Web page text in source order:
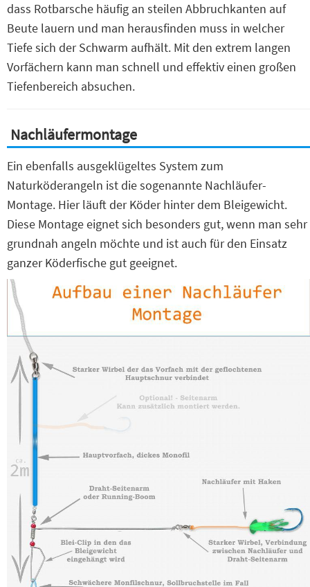
dass Rotbarsche häufig an steilen Abbruchkanten auf
Beute lauern und man herausfinden muss in welcher
Tiefe sich der Schwarm aufhält. Mit den extrem langen
Vorfächern kann man schnell und effektiv einen großen
Tiefenbereich absuchen.
Nachläufermontage
Ein ebenfalls ausgeklügeltes System zum
Naturköderangeln ist die sogenannte Nachläufer-
Montage. Hier läuft der Köder hinter dem Bleigewicht.
Diese Montage eignet sich besonders gut, wenn man sehr
grundnah angeln möchte und ist auch für den Einsatz
ganzer Köderfische gut geeignet.